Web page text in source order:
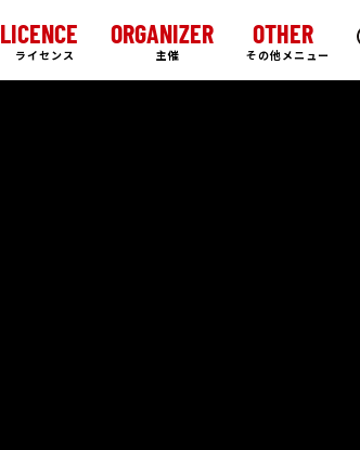
LICENCE
ライセンス
ORGANIZER
主催
OTHER
その他メニュー